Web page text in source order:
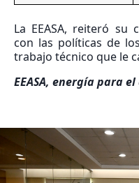
La EEASA, reiteró su
con las políticas de
trabajo técnico que le
EEASA, energía para